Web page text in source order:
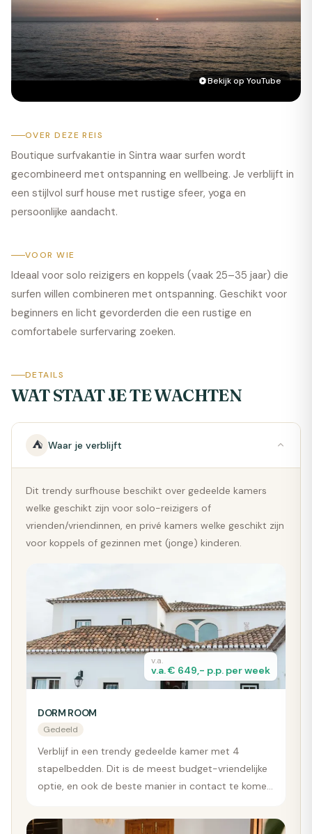
Bekijk op YouTube
OVER DEZE REIS
Boutique surfvakantie in Sintra waar surfen wordt
gecombineerd met ontspanning en wellbeing. Je verblijft in
een stijlvol surf house met rustige sfeer, yoga en
persoonlijke aandacht.
VOOR WIE
Ideaal voor solo reizigers en koppels (vaak 25–35 jaar) die
surfen willen combineren met ontspanning. Geschikt voor
beginners en licht gevorderden die een rustige en
comfortabele surfervaring zoeken.
DETAILS
WAT STAAT JE TE WACHTEN
⛺ Waar je verblijft
Dit trendy surfhouse beschikt over gedeelde kamers
welke geschikt zijn voor solo-reizigers of
vrienden/vriendinnen, en privé kamers welke geschikt zijn
voor koppels of gezinnen met (jonge) kinderen.
v.a.
v.a. € 649,- p.p. per week
DORM ROOM
Gedeeld
Verblijf in een trendy gedeelde kamer met 4
stapelbedden. Dit is de meest budget-vriendelijke
optie, en ook de beste manier in contact te komen